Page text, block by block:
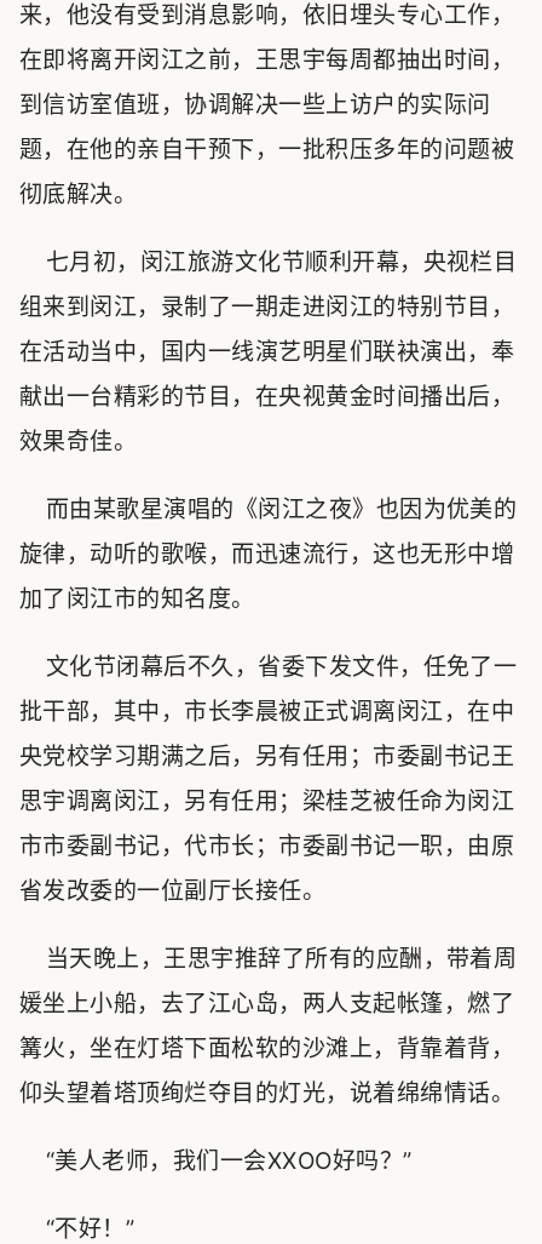
来，他没有受到消息影响，依旧埋头专心工作，
在即将离开闵江之前，王思宇每周都抽出时间，
到信访室值班，协调解决一些上访户的实际问
题，在他的亲自干预下，一批积压多年的问题被
彻底解决。
七月初，闵江旅游文化节顺利开幕，央视栏目
组来到闵江，录制了一期走进闵江的特别节目，
在活动当中，国内一线演艺明星们联袂演出，奉
献出一台精彩的节目，在央视黄金时间播出后，
效果奇佳。
而由某歌星演唱的《闵江之夜》也因为优美的
旋律，动听的歌喉，而迅速流行，这也无形中增
加了闵江市的知名度。
文化节闭幕后不久，省委下发文件，任免了一
批干部，其中，市长李晨被正式调离闵江，在中
央党校学习期满之后，另有任用；市委副书记王
思宇调离闵江，另有任用；梁桂芝被任命为闵江
市市委副书记，代市长；市委副书记一职，由原
省发改委的一位副厅长接任。
当天晚上，王思宇推辞了所有的应酬，带着周
媛坐上小船，去了江心岛，两人支起帐篷，燃了
篝火，坐在灯塔下面松软的沙滩上，背靠着背，
仰头望着塔顶绚烂夺目的灯光，说着绵绵情话。
“美人老师，我们一会XXOO好吗？”
“不好！”